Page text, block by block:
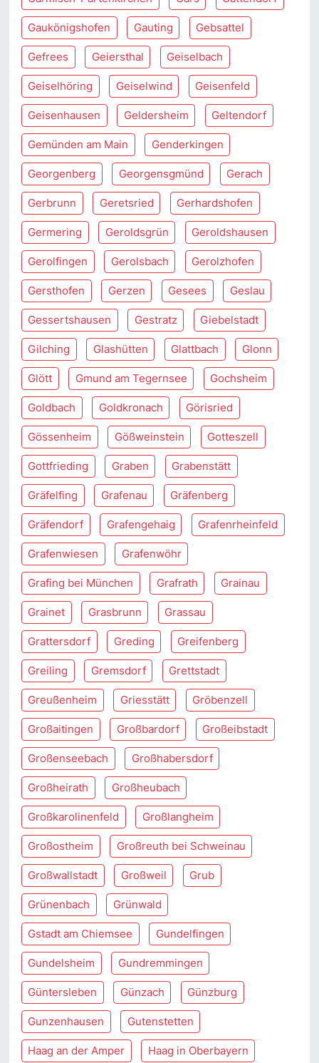
Gaukönigshofen Gauting Gebsattel
Gefrees Geiersthal Geiselbach
Geiselhöring Geiselwind Geisenfeld
Geisenhausen Geldersheim Geltendorf
Gemünden am Main Genderkingen
Georgenberg Georgensgmünd Gerach
Gerbrunn Geretsried Gerhardshofen
Germering Geroldsgrün Geroldshausen
Gerolfingen Gerolsbach Gerolzhofen
Gersthofen Gerzen Gesees Geslau
Gessertshausen Gestratz Giebelstadt
Gilching Glashütten Glattbach Glonn
Glött Gmund am Tegernsee Gochsheim
Goldbach Goldkronach Görisried
Gössenheim Gößweinstein Gotteszell
Gottfrieding Graben Grabenstätt
Gräfelfing Grafenau Gräfenberg
Gräfendorf Grafengehaig Grafenrheinfeld
Grafenwiesen Grafenwöhr
Grafing bei München Grafrath Grainau
Grainet Grasbrunn Grassau
Grattersdorf Greding Greifenberg
Greiling Gremsdorf Grettstadt
Greußenheim Griesstätt Gröbenzell
Großaitingen Großbardorf Großeibstadt
Großenseebach Großhabersdorf
Großheirath Großheubach
Großkarolinenfeld Großlangheim
Großostheim Großreuth bei Schweinau
Großwallstadt Großweil Grub
Grünenbach Grünwald
Gstadt am Chiemsee Gundelfingen
Gundelsheim Gundremmingen
Güntersleben Günzach Günzburg
Gunzenhausen Gutenstetten
Haag an der Amper Haag in Oberbayern